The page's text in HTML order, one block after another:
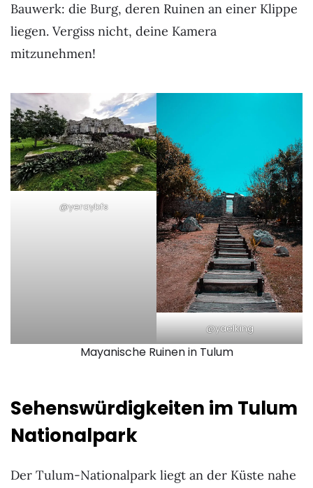
Bauwerk: die Burg, deren Ruinen an einer Klippe
liegen. Vergiss nicht, deine Kamera
mitzunehmen!
@yeraybfs
@yaelking
Mayanische Ruinen in Tulum
Sehenswürdigkeiten im Tulum
Nationalpark
Der Tulum-Nationalpark liegt an der Küste nahe